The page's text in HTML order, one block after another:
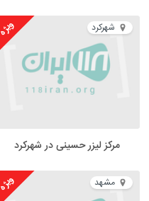
شهرکرد ویژه
مرکز لیزر حسینی در شهرکرد
مشهد ویژه